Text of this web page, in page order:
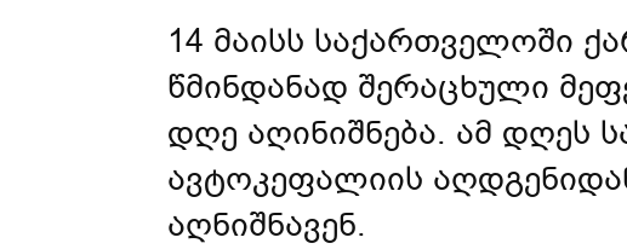
14 მაისს საქართველოში
წმინდანად შერაცხული
დღე აღინიშნება. ამ დღეს
ავტოკეფალიის
აღნიშნავენ.